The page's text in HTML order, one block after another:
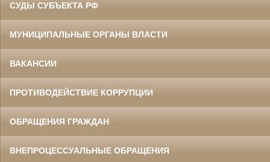
СУДЫ СУБЪЕКТА РФ
МУНИЦИПАЛЬНЫЕ ОРГАНЫ ВЛАСТИ
ВАКАНСИИ
ПРОТИВОДЕЙСТВИЕ КОРРУПЦИИ
ОБРАЩЕНИЯ ГРАЖДАН
ВНЕПРОЦЕССУАЛЬНЫЕ ОБРАЩЕНИЯ